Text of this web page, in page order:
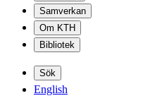
Samverkan
Om KTH
Bibliotek
Sök
English